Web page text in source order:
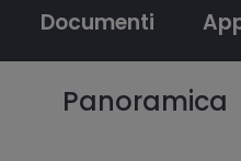
Documenti
Panoramica